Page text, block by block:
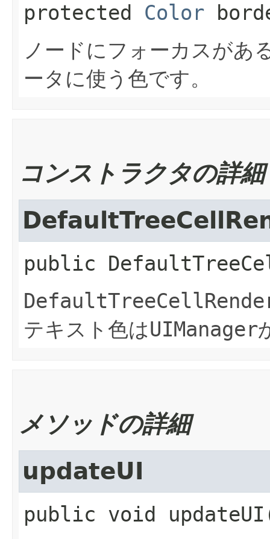
protected Color
ノードにフォーカスがあ
ータに使う色です。
コンストラクタの詳細
public
テキスト色はUIManager
メソッドの詳細
updateUI
public void updateUI